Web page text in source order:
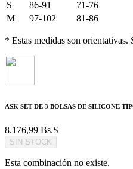
S 86-91
71-76
M
97-102 81-86
* Estas medidas son orientativas.
ASK SET DE 3 BOLSAS DE SILICONE
8.176,99 Bs.S
SIN STOCK
Esta combinación no existe.